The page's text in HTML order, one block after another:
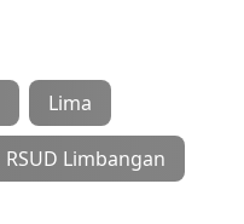
Lima
RSUD Limbangan